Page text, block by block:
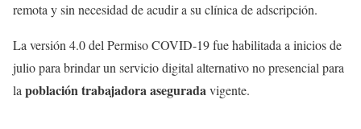
remota y sin necesidad de acudir a su clínica de adscripción.
La versión 4.0 del Permiso COVID-19 fue habilitada a inicios de
julio para brindar un servicio digital alternativo no presencial para
la población trabajadora aseguradavigente.